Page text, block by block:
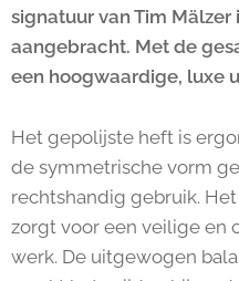
signatuur van Tim
aangebracht. Met de
een hoogwaardige, luxe
Het gepolijste heft is
de symmetrische vorm
rechtshandig gebruik.
zorgt voor een veilige en
werk. De uitgewogen